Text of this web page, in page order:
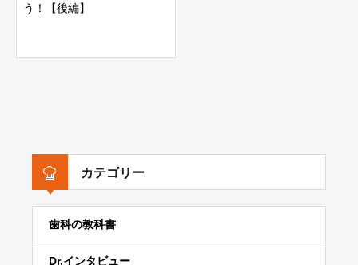
う！【後編】
カテゴリー
歯科の教科書
Dr.インタビュー